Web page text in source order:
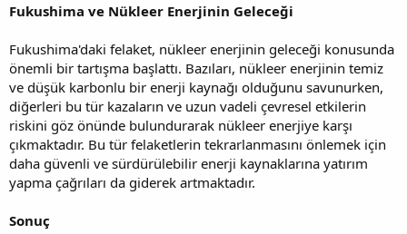
Fukushima ve Nükleer Enerjinin Geleceği
Fukushima'daki felaket, nükleer enerjinin geleceği konusunda
önemli bir tartışma başlattı. Bazıları, nükleer enerjinin temiz
ve düşük karbonlu bir enerji kaynağı olduğunu savunurken,
diğerleri bu tür kazaların ve uzun vadeli çevresel etkilerin
riskini göz önünde bulundurarak nükleer enerjiye karşı
çıkmaktadır. Bu tür felaketlerin tekrarlanmasını önlemek için
daha güvenli ve sürdürülebilir enerji kaynaklarına yatırım
yapma çağrıları da giderek artmaktadır.
Sonuç